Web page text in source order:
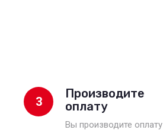
3
Производите
оплату
Вы производите оплату